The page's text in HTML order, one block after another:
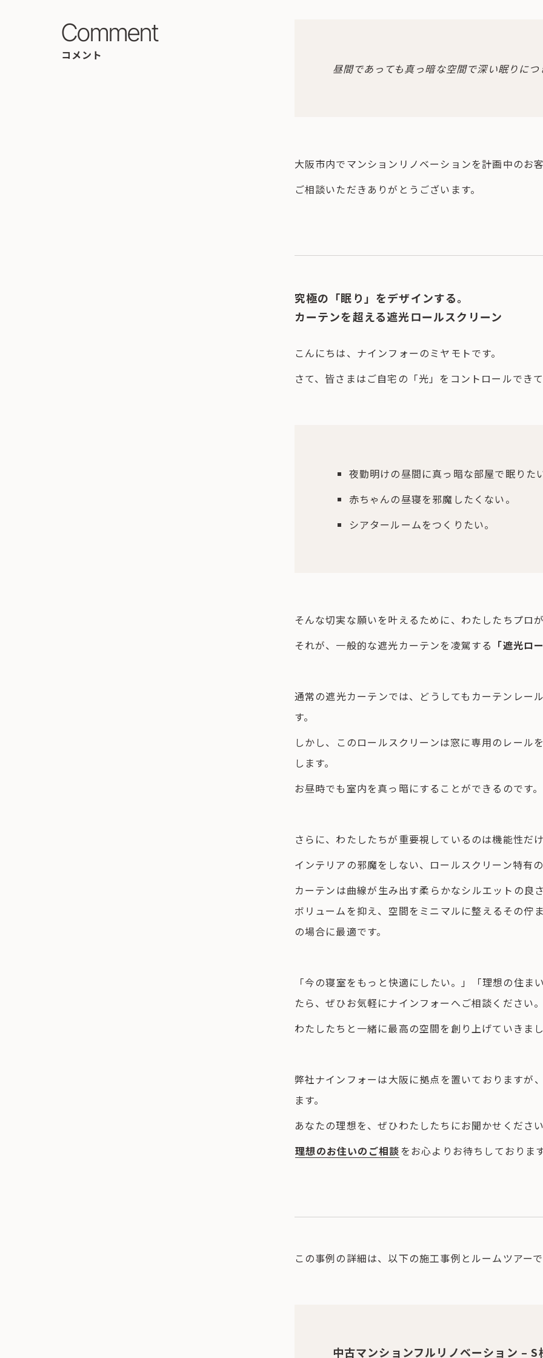
Comment
コメント
昼間であっても真っ暗な空間で深い眠りにつ
大阪市内でマンションリノベーションを計画中のお
ご相談いただきありがとうございます。
究極の「眠り」をデザインする。
カーテンを超える遮光ロールスクリーン
こんにちは、ナインフォーのミヤモトです。
さて、皆さまはご自宅の「光」をコントロールでき
夜勤明けの昼間に真っ暗な部屋で眠りたい
赤ちゃんの昼寝を邪魔したくない。
シアタールームをつくりたい。
そんな切実な願いを叶えるために、わたしたちプロ
それが、一般的な遮光カーテンを凌駕する 「遮光ロ
通常の遮光カーテンでは、どうしてもカーテンレー
す。
しかし、このロールスクリーンは窓に専用のレール
します。
お昼時でも室内を真っ暗にすることができるのです。
さらに、わたしたちが重要視しているのは機能性だ
インテリアの邪魔をしない、ロールスクリーン特有
カーテンは曲線が生み出す柔らかなシルエットの良
ボリュームを抑え、空間をミニマルに整えるその佇
の場合に最適です。
「今の寝室をもっと快適にしたい。」「理想の住
たら、ぜひお気軽にナインフォーへご相談ください。
わたしたちと一緒に最高の空間を創り上げていきまし
弊社ナインフォーは大阪に拠点を置いておりますが、
ます。
あなたの理想を、ぜひわたしたちにお聞かせください
理想のお住いのご相談をお心よりお待ちしております
この事例の詳細は、以下の施工事例とルームツアーで
中古マンションフルリノベーション – S